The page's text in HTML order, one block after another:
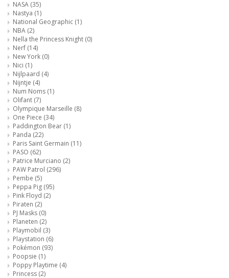
NASA (35)
Nastya (1)
National Geographic (1)
NBA (2)
Nella the Princess Knight (0)
Nerf (14)
New York (0)
Nici (1)
Nijlpaard (4)
Nijntje (4)
Num Noms (1)
Olifant (7)
Olympique Marseille (8)
One Piece (34)
Paddington Bear (1)
Panda (22)
Paris Saint Germain (11)
PASO (62)
Patrice Murciano (2)
PAW Patrol (296)
Pembe (5)
Peppa Pig (95)
Pink Floyd (2)
Piraten (2)
PJ Masks (0)
Planeten (2)
Playmobil (3)
Playstation (6)
Pokémon (93)
Poopsie (1)
Poppy Playtime (4)
Princess (2)